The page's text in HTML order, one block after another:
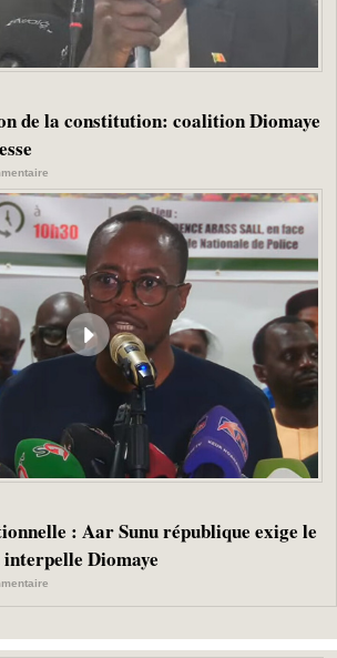
de la constitution: coalition Diomaye
: Aar Sunu république exige le
Diomaye